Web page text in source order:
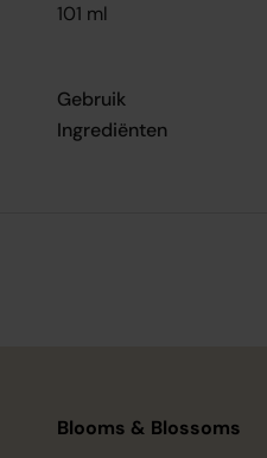
101 ml
Gebruik
Ingrediënten
Blooms & Blossoms